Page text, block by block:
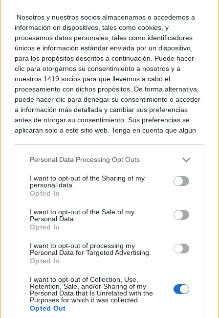
Nosotros y nuestros socios almacenamos o accedemos a
información en dispositivos, tales como cookies, y
procesamos datos personales, tales como identificadores
únicos e información estándar enviada por un dispositivo,
para los propósitos descritos a continuación. Puede hacer
clic para otorgarnos su consentimiento a nosotros y a
nuestros 1419 socios para que llevemos a cabo el
procesamiento con dichos propósitos. De forma alternativa,
puede hacer clic para denegar su consentimiento o acceder
a información más detallada y cambiar sus preferencias
antes de otorgar su consentimiento. Sus preferencias se
aplicarán solo a este sitio web. Tenga en cuenta que algún
rechazar tal procesamiento. Puede cambiar sus preferencias
a este sitio y haciendo clic en el botón "Privacidad" en la
parte inferior de la página web.
Please note that this website/app uses one or more Google
services and may gather and store information including but
not limited to your visit or usage behaviour. You may click to
use your data for below specified purposes in below Google
consent section.
Personal Data Processing Opt Outs
I want to opt-out of the Sharing of my
personal data.
Opted In
I want to opt-out of the Sale of my
Personal Data.
Opted In
I want to opt-out of processing my
Personal Data for Targeted Advertising.
Opted In
I want to opt-out of Collection, Use,
Retention, Sale, and/or Sharing of my
Personal Data that Is Unrelated with the
Purposes for which it was collected.
Opted Out
¿Sabías que existen?
Estas criaturas existen y parecen sacadas de otro
planeta
¿Conocías estos 5 consejos?
Consejos infalibles para eliminar la cal del baño fácil
y rápido